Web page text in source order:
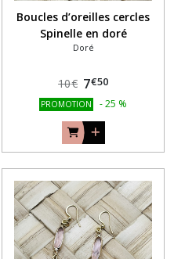
Boucles d’oreilles cercles
Spinelle en doré
Doré
10€ 7€50
PROMOTION -25 %